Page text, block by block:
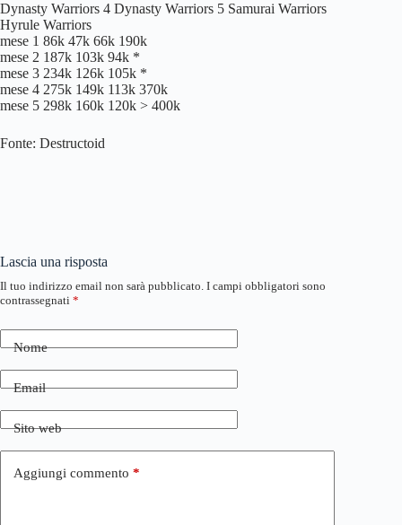
Dynasty Warriors 4 Dynasty Warriors 5 Samurai Warriors
Hyrule Warriors
mese 1 86k 47k 66k 190k
mese 2 187k 103k 94k *
mese 3 234k 126k 105k *
mese 4 275k 149k 113k 370k
mese 5 298k 160k 120k > 400k
Fonte: Destructoid
Lascia una risposta
Il tuo indirizzo email non sarà pubblicato. I campi obbligatori sono
contrassegnati *
Nome
Email
Sito web
Aggiungi commento *